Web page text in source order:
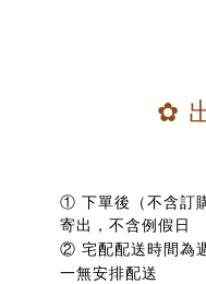
✿
① 下單後（不含訂
寄出，不含例假日
② 宅配配送時間為
一無安排配送